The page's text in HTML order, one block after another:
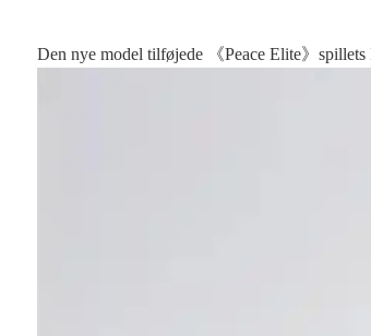
Den nye model tilføjede 《Peace Elite》